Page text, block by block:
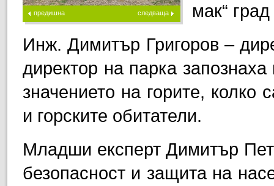
предишна следваща
мак“
Инж. Димитър Григоров –
директор на парка
значението на горите, колко
и горските обитатели.
Младши експерт Димитър
безопасност и защита на